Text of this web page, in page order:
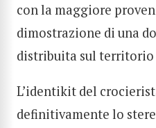
con la maggiore
dimostrazione di una
distribuita sul territorio
L’identikit del
definitivamente lo